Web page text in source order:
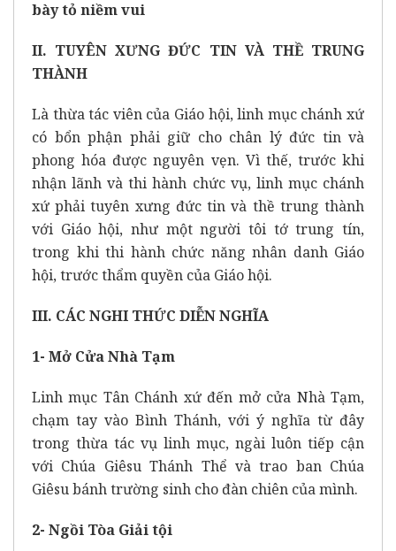
bày tỏ niềm vui
II. TUYÊN XƯNG ĐỨC TIN VÀ THỀ TRUNG
THÀNH
Là thừa tác viên của Giáo hội, linh mục chánh xứ
có bổn phận phải giữ cho chân lý đức tin và
phong hóa được nguyên vẹn. Vì thế, trước khi
nhận lãnh và thi hành chức vụ, linh mục chánh
xứ phải tuyên xưng đức tin và thề trung thành
với Giáo hội, như một người tôi tớ trung tín,
trong khi thi hành chức năng nhân danh Giáo
hội, trước thẩm quyền của Giáo hội.
III. CÁC NGHI THỨC DIỄN NGHĨA
1- Mở Cửa Nhà Tạm
Linh mục Tân Chánh xứ đến mở cửa Nhà Tạm,
chạm tay vào Bình Thánh, với ý nghĩa từ đây
trong thừa tác vụ linh mục, ngài luôn tiếp cận
với Chúa Giêsu Thánh Thể và trao ban Chúa
Giêsu bánh trường sinh cho đàn chiên của mình.
2- Ngồi Tòa Giải tội